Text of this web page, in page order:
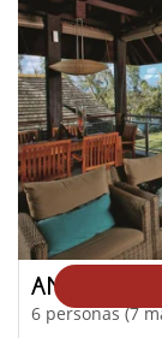
6 personas (7